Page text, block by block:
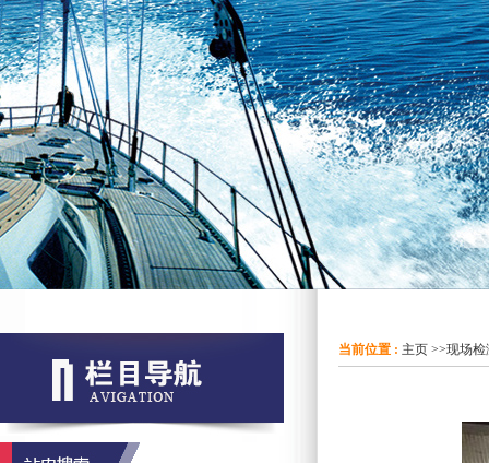
当前位置 : 主页 >>现场检